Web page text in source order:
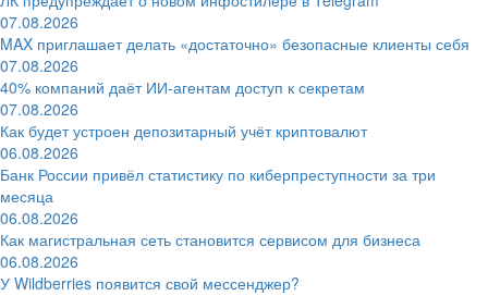
07.08.2026
MAX приглашает делать «достаточно» безопасные клиенты себя
07.08.2026
40% компаний даёт ИИ‑агентам доступ к секретам
07.08.2026
Как будет устроен депозитарный учёт криптовалют
06.08.2026
Банк России привёл статистику по киберпреступности за три
месяца
06.08.2026
Как магистральная сеть становится сервисом для бизнеса
06.08.2026
У Wildberries появится свой мессенджер?